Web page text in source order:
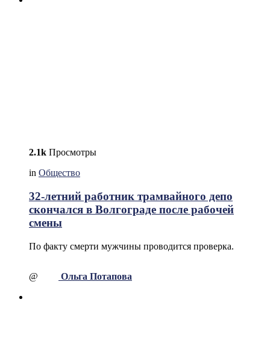
2.1k Просмотры
in Общество
32-летний работник трамвайного депо
скончался в Волгограде после рабочей
смены
По факту смерти мужчины проводится проверка.
@ Ольга Потапова